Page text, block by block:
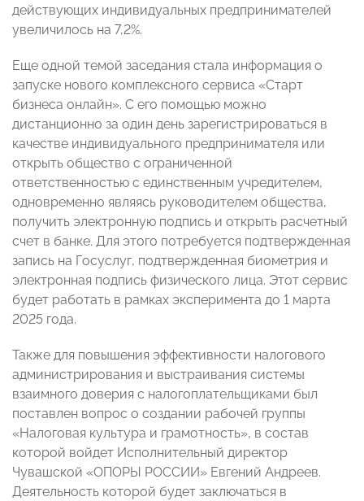
действующих индивидуальных предпринимателей
увеличилось на 7,2%.
Еще одной темой заседания стала информация о
запуске нового комплексного сервиса «Старт
бизнеса онлайн». С его помощью можно
дистанционно за один день зарегистрироваться в
качестве индивидуального предпринимателя или
открыть общество с ограниченной
ответственностью с единственным учредителем,
одновременно являясь руководителем общества,
получить электронную подпись и открыть расчетный
счет в банке. Для этого потребуется подтвержденная
запись на Госуслуг, подтвержденная биометрия и
электронная подпись физического лица. Этот сервис
будет работать в рамках эксперимента до 1 марта
2025 года.
Также для повышения эффективности налогового
администрирования и выстраивания системы
взаимного доверия с налогоплательщиками был
поставлен вопрос о создании рабочей группы
«Налоговая культура и грамотность», в состав
которой войдет Исполнительный директор
Чувашской «ОПОРЫ РОССИИ» Евгений Андреев.
Деятельность которой будет заключаться в